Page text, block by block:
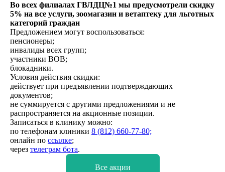
Во всех филиалах ГВЛДЦ№1 мы предусмотрели скидку
5% на все услуги, зоомагазин и ветаптеку для льготных
категорий граждан
Предложением могут воспользоваться:
пенсионеры;
инвалиды всех групп;
участники ВОВ;
блокадники.
Условия действия скидки:
действует при предъявлении подтверждающих
документов;
не суммируется с другими предложениями и не
распространяется на акционные позиции.
Записаться в клинику можно:
по телефонам клиники 8 (812) 660-77-80;
онлайн по ссылке;
через телеграм бота.
Все акции